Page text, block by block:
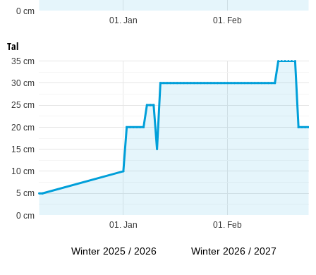
01. Jan 01. Feb
0 cm
Tal
01. Jan 01. Feb
0 cm
5 cm
10 cm
15 cm
20 cm
25 cm
30 cm
35 cm
Winter 2025 / 2026 Winter 2026 / 2027